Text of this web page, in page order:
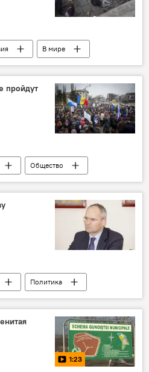
В мире
пройдут
Общество
педагоги
Политика
Молдова
Хайм ОБСЕ
1:23